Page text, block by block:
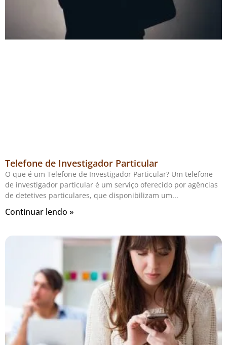
Telefone de Investigador Particular
O que é um Telefone de Investigador Particular? Um telefone
de investigador particular é um serviço oferecido por agências
de detetives particulares, que disponibilizam um
Continuar lendo »